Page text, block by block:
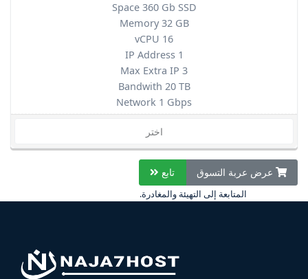
Space 360 Gb SSD
Memory 32 GB
vCPU 16
IP Address 1
Max Extra IP 3
Bandwith 20 TB
Network 1 Gbps
اختر
عرض عربة التسوق تابع
المتابعة إلى التهيئة والمغادرة.